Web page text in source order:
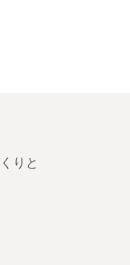
りと